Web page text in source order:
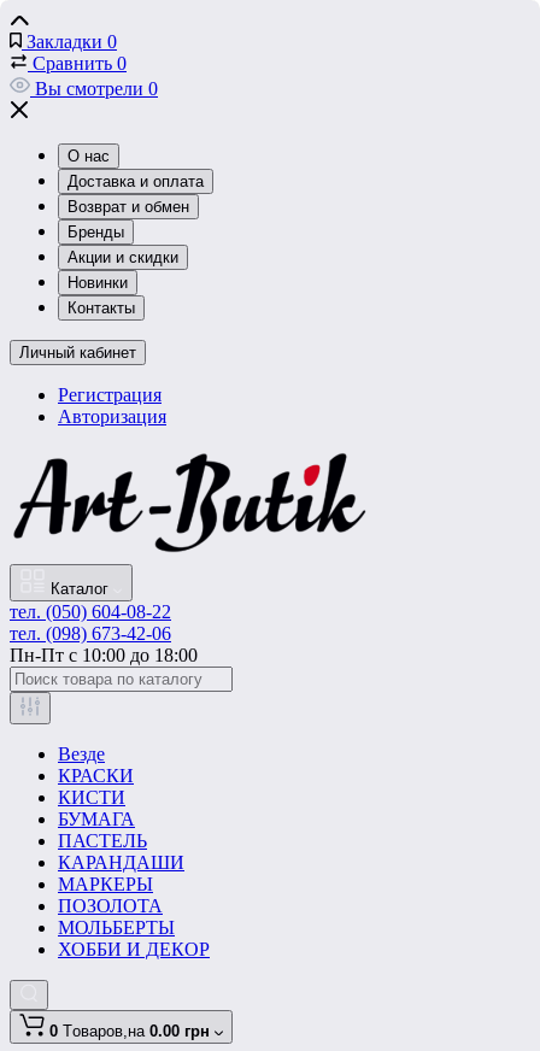
Закладки 0
Сравнить 0
Вы смотрели 0
О нас
Доставка и оплата
Возврат и обмен
Бренды
Акции и скидки
Новинки
Контакты
Личный кабинет
Регистрация
Авторизация
Каталог
тел. (050) 604-08-22
тел. (098) 673-42-06
Пн-Пт с 10:00 до 18:00
Везде
КРАСКИ
КИСТИ
БУМАГА
ПАСТЕЛЬ
КАРАНДАШИ
МАРКЕРЫ
ПОЗОЛОТА
МОЛЬБЕРТЫ
ХОББИ И ДЕКОР
0 Tоваров,на 0.00 грн